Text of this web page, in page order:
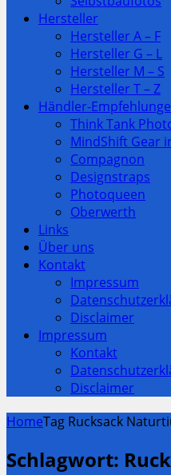
Hersteller
Hersteller A – F
Hersteller G – L
Hersteller M – S
Hersteller T – Z
Händler-
Think Tank
MindShift Gear
Compagnon
Designstraps
Photoqueen
Oberwerth
Links
Über uns
Kontakt
Impressum
Disclaimer
Impressum
Kontakt
Disclaimer
HomeTag Rucksack
Schlagwort: